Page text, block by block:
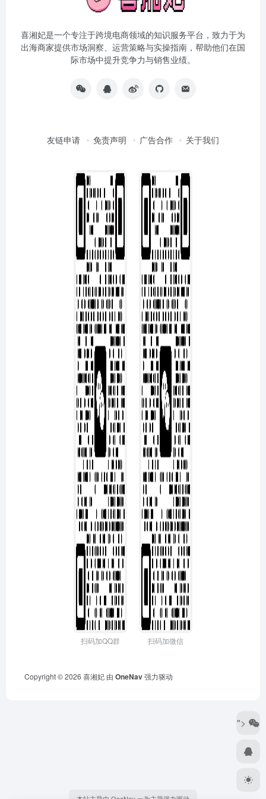
喜湘妃是一个专注于跨境电商领域的知识服务平台，致力于为
出海商家提供市场洞察、运营策略与实操指南，帮助他们在国
际市场中提升竞争力与销售业绩。
友链申请 免责声明 广告合作 关于我们
扫码加QQ群 扫码加微信
Copyright © 2026 喜湘妃 由 OneNav强力驱动
">